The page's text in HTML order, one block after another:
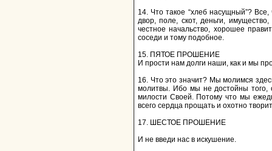
14. Что такое “хлеб насущный”?
двор, поле, скот, деньги,
честное начальство, хорошее
соседи и тому подобное.
15. ПЯТОЕ ПРОШЕНИЕ
И прости нам долги наши, как и мы
16. Что это значит? Мы молимся
молитвы. Ибо мы не достойны того,
милости Своей. Потому что мы
всего сердца прощать и охотно
17. ШЕСТОЕ ПРОШЕНИЕ
И не введи нас в искушение.